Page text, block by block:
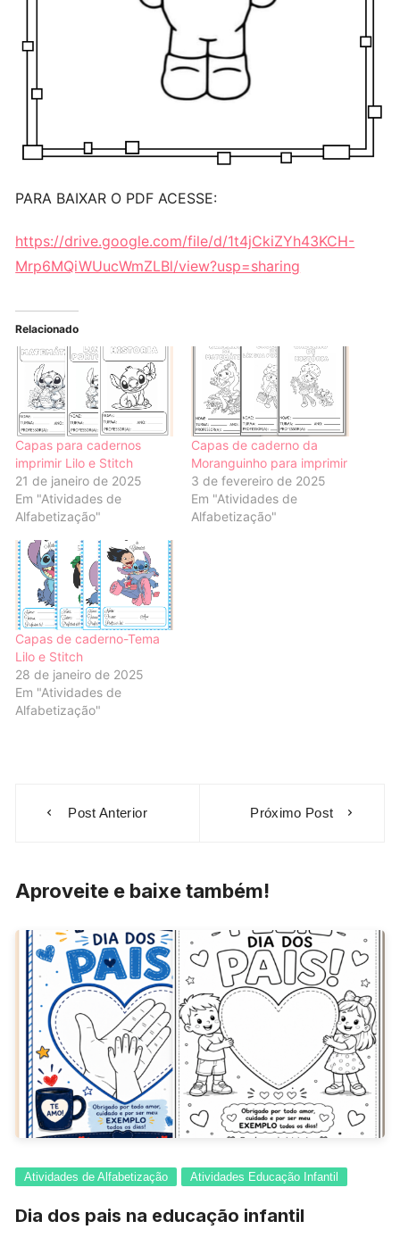
PARA BAIXAR O PDF ACESSE:
https://drive.google.com/file/d/1t4jCkiZYh43KCH-
Mrp6MQiWUucWmZLBl/view?usp=sharing
Relacionado
Capas para cadernos
imprimir Lilo e Stitch
21 de janeiro de 2025
Em "Atividades de
Alfabetização"
Capas de caderno da
Moranguinho para imprimir
3 de fevereiro de 2025
Em "Atividades de
Alfabetização"
Capas de caderno-Tema
Lilo e Stitch
28 de janeiro de 2025
Em "Atividades de
Alfabetização"
Post Anterior Próximo Post
Aproveite e baixe também!
Atividades de Alfabetização Atividades Educação Infantil
Dia dos pais na educação infantil